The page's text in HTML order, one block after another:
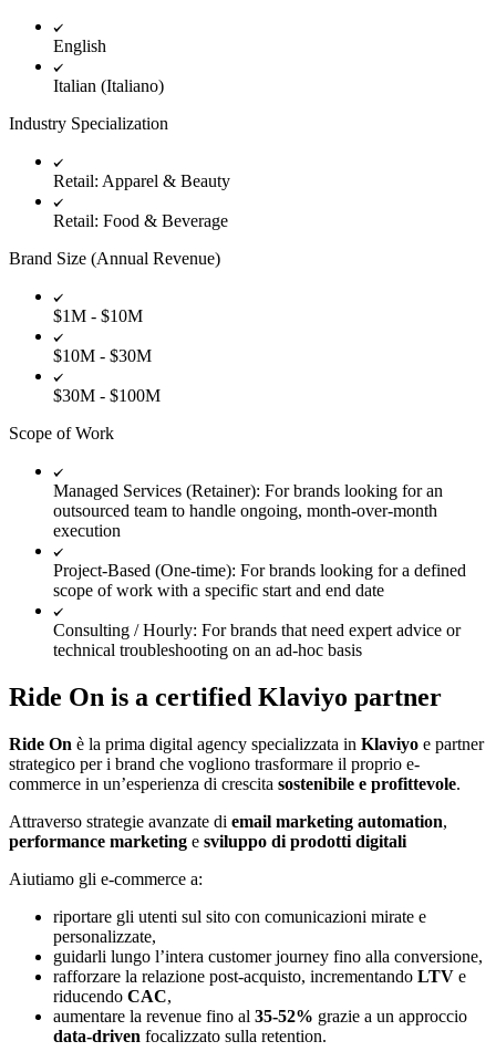
English
Italian (Italiano)
Industry Specialization
Retail: Apparel & Beauty
Retail: Food & Beverage
Brand Size (Annual Revenue)
$1M - $10M
$10M - $30M
$30M - $100M
Scope of Work
Managed Services (Retainer): For brands looking for an
outsourced team to handle ongoing, month-over-month
execution
Project-Based (One-time): For brands looking for a defined
scope of work with a specific start and end date
Consulting / Hourly: For brands that need expert advice or
technical troubleshooting on an ad-hoc basis
Ride On is a certified Klaviyo partner
Ride On è la prima digital agency specializzata in Klaviyo e partner
strategico per i brand che vogliono trasformare il proprio e-
commerce in un’esperienza di crescita sostenibile e profittevole.
Attraverso strategie avanzate di email marketing automation,
performance marketing e sviluppo di prodotti digitali
Aiutiamo gli e-commerce a:
riportare gli utenti sul sito con comunicazioni mirate e
personalizzate,
guidarli lungo l’intera customer journey fino alla conversione,
rafforzare la relazione post-acquisto, incrementando LTV e
riducendo CAC,
aumentare la revenue fino al 35-52% grazie a un approccio
data-driven focalizzato sulla retention.